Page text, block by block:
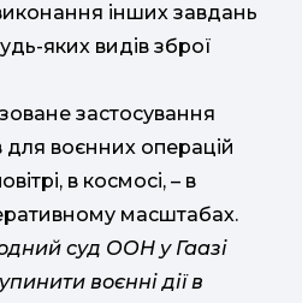
інших завдань
яких видів зброї
застосування
для воєнних операцій
в космосі, – в
масштабах.
суд ООН у Гаазі
воєнні дії в